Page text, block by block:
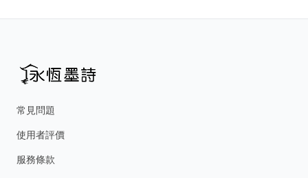
常見問題
使用者評價
服務條款